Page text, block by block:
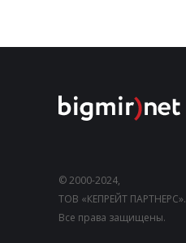
© 2000-2024,
ТОВ «КЕПРЕЙТ ПАРТНЕРС».
Все права защищены.